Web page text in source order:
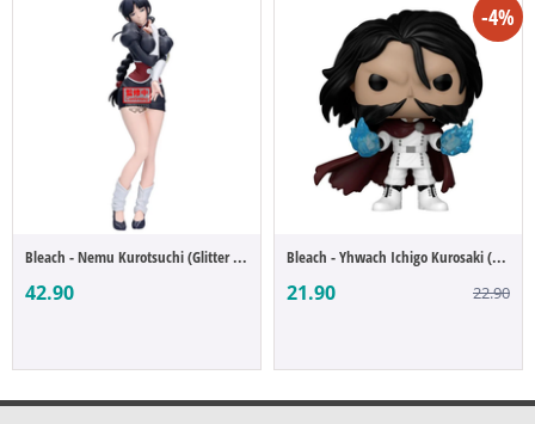
Bleach - Nemu Kurotsuchi (Glitter & Glamo...
42.90
-4%
Bleach - Yhwach Ichigo Kurosaki (POP Figure)
21.90 22.90